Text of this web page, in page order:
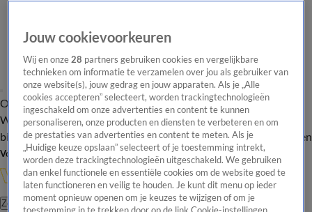
Overzicht Onze programma's Uitzendingen Onze gezichten
In de
WandelgangenInterviewsUitzending
bijwonenPodcastShopVeelgestelde vragenKijkersvraag insturen
Volg Vandaag Inside
Zoeken
Jouw cookievoorkeuren
Wij en onze28 partners gebruiken cookies en vergelijkbare
technieken om informatie te verzamelen over jou als gebruiker van
onze website(s), jouw gedrag en jouw apparaten. Als je „Alle
cookies accepteren” selecteert, worden trackingtechnologieën
ingeschakeld om onze advertenties en content te kunnen
personaliseren, onze producten en diensten te verbeteren en om
de prestaties van advertenties en content te meten. Als je
„Huidige keuze opslaan” selecteert of je toestemming intrekt,
worden deze trackingtechnologieën uitgeschakeld. We gebruiken
dan enkel functionele en essentiële cookies om de website goed te
laten functioneren en veilig te houden. Je kunt dit menu op ieder
moment opnieuw openen om je keuzes te wijzigen of om je